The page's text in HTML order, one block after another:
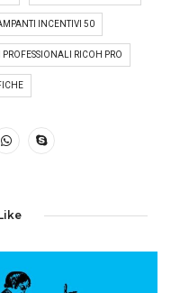
INCENTIVI 50
PROFESSIONALI RICOH PRO